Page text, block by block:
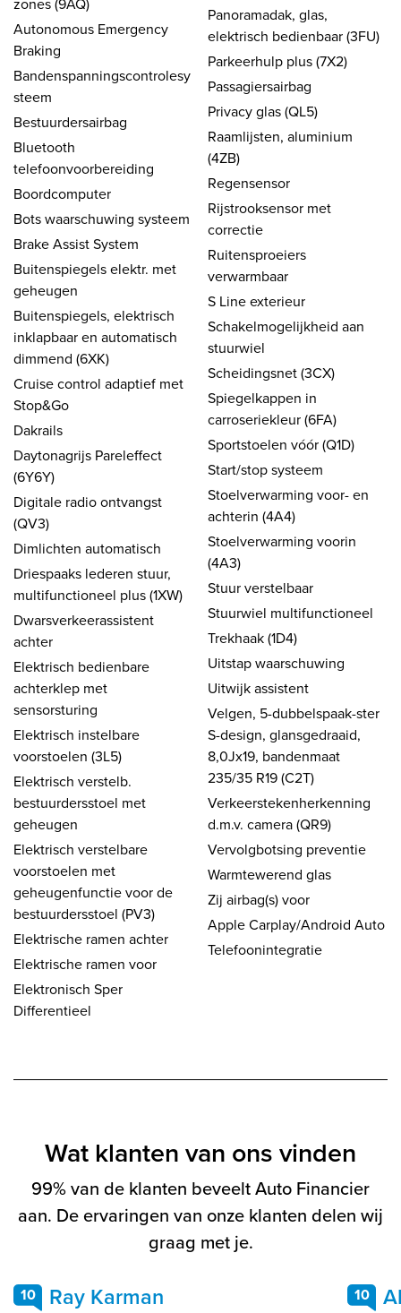
Autonomous Emergency
Braking
Bandenspanningscontrolesy
steem
Bestuurdersairbag
Bluetooth
telefoonvoorbereiding
Boordcomputer
Bots waarschuwing systeem
Brake Assist System
Buitenspiegels elektr. met
geheugen
Buitenspiegels, elektrisch
inklapbaar en automatisch
dimmend (6XK)
Cruise control adaptief met
Stop&Go
Dakrails
Daytonagrijs Pareleffect
(6Y6Y)
Digitale radio ontvangst
(QV3)
Dimlichten automatisch
Driespaaks lederen stuur,
multifunctioneel plus (1XW)
Dwarsverkeerassistent
achter
Elektrisch bedienbare
achterklep met
sensorsturing
Elektrisch instelbare
voorstoelen (3L5)
Elektrisch verstelb.
bestuurdersstoel met
geheugen
Elektrisch verstelbare
voorstoelen met
geheugenfunctie voor de
bestuurdersstoel (PV3)
Elektrische ramen achter
Elektrische ramen voor
Elektronisch Sper
Differentieel
Panoramadak, glas,
elektrisch bedienbaar (3FU)
Parkeerhulp plus (7X2)
Passagiersairbag
Privacy glas (QL5)
Raamlijsten, aluminium
(4ZB)
Regensensor
Rijstrooksensor met
correctie
Ruitensproeiers
verwarmbaar
S Line exterieur
Schakelmogelijkheid aan
stuurwiel
Scheidingsnet (3CX)
Spiegelkappen in
carroseriekleur (6FA)
Sportstoelen vóór (Q1D)
Start/stop systeem
Stoelverwarming voor- en
achterin (4A4)
Stoelverwarming voorin
(4A3)
Stuur verstelbaar
Stuurwiel multifunctioneel
Trekhaak (1D4)
Uitstap waarschuwing
Uitwijk assistent
Velgen, 5-dubbelspaak-ster
S-design, glansgedraaid,
8,0Jx19, bandenmaat
235/35 R19 (C2T)
Verkeerstekenherkenning
d.m.v. camera (QR9)
Vervolgbotsing preventie
Warmtewerend glas
Zij airbag(s) voor
Apple Carplay/Android Auto
Telefoonintegratie
Wat klanten van ons vinden
99% van de klanten beveelt Auto Financier
aan. De ervaringen van onze klanten delen wij
graag met je.
10 Ray Karman 10